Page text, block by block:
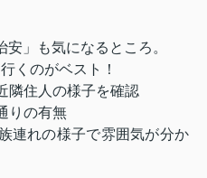
」も気になるところ。
行くのがベスト！
隣住人の様子を確認
りの有無
連れの様子で雰囲気が分か